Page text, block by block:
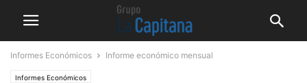
Informes Económicos Informe económico mensual
Informes Económicos